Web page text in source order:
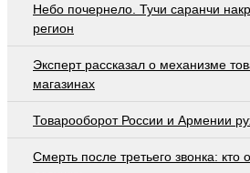
Небо почернело. Тучи саранчи
регион
Эксперт рассказал о механизме
магазинах
Товарооборот России и Армении
Смерть после третьего звонка: кто